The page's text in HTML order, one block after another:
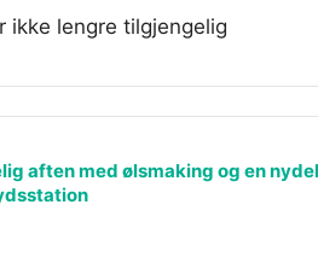
ikke lengre tilgjengelig
aften med ølsmaking og en